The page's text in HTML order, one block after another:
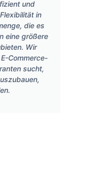
und
in
die es
eine größere
Wir
Commerce-
sucht,